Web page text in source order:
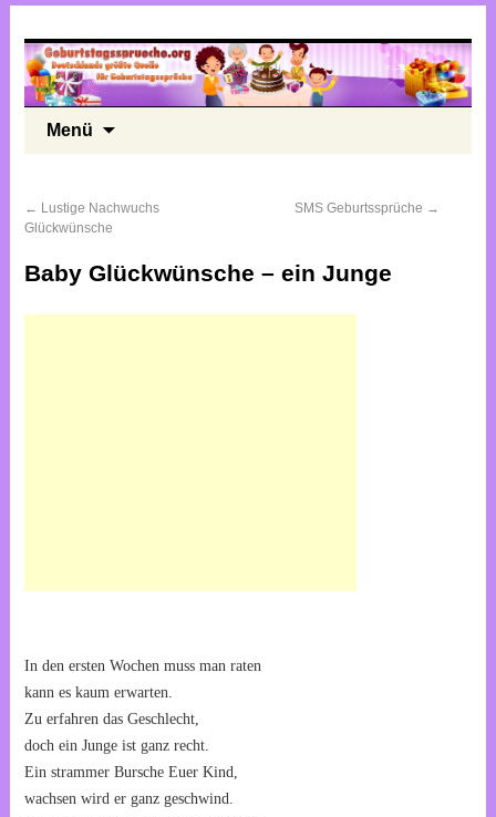
Menü
← Lustige Nachwuchs
Glückwünsche
SMS Geburtssprüche →
Baby Glückwünsche – ein Junge
In den ersten Wochen muss man raten
kann es kaum erwarten.
Zu erfahren das Geschlecht,
doch ein Junge ist ganz recht.
Ein strammer Bursche Euer Kind,
wachsen wird er ganz geschwind.